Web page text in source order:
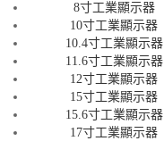
8寸工業顯示器
10寸工業顯示器
10.4寸工業顯示器
11.6寸工業顯示器
12寸工業顯示器
15寸工業顯示器
15.6寸工業顯示器
17寸工業顯示器